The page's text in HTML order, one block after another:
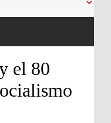
el 80